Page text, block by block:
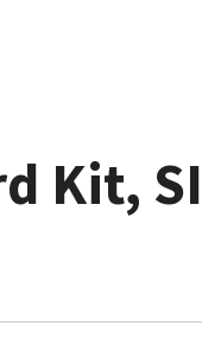
Kit,